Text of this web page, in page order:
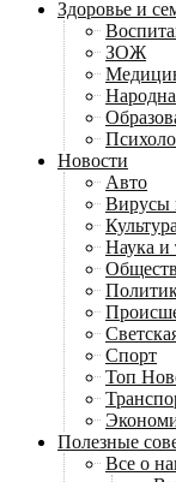
Здоровье и
ЗОЖ
Новости
Авто
Вирусы
Культура
Наука и
Спорт
Топ
Полезные
Все о